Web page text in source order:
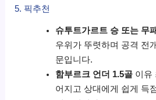
5. 픽추천
슈투트가르트 승 또는 무패
우위가 뚜렷하며 공격 전
문입니다.
함부르크 언더 1.5골이유
어지고 상대에게 쉽게 득